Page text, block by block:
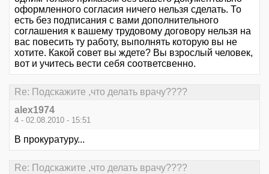
оформленного согласия ничего нельзя сделать. То
есть без подписания с вами дополнительного
соглашения к вашему трудовому договору нельзя на
вас повесить ту работу, выполнять которую вы не
хотите. Какой совет вы ждете? Вы взрослый человек,
вот и учитесь вести себя соответсвенно.
Re: Подскажите ,что делать врачу????
alex1974
4 - 02.08.2010 - 15:51
В прокуратуру...
Re: Подскажите ,что делать врачу????